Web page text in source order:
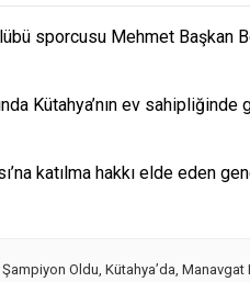
sporcusu Mehmet Başkan
Kütahya’nın ev
katılma hakkı elde eden
Oldu Kütahya’da Manavgat